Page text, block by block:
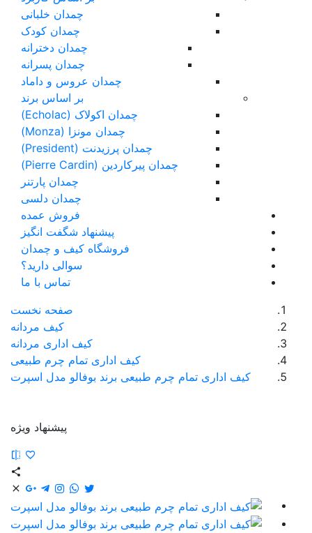
چمدان خلبانی
چمدان کودک
چمدان دخترانه
چمدان پسرانه
چمدان عروس و داماد
بر اساس برند
چمدان اکولاک (Echolac)
چمدان مونزا (Monza)
چمدان پرزیدنت (President)
چمدان پیرکاردین (Pierre Cardin)
چمدان پارتنر
چمدان دلسی
فروش عمده
پیشنهاد شگفت انگیز
فروشگاه کیف و چمدان
سوالی دارید؟
تماس با ما
صفحه نخست
کیف مردانه
کیف اداری مردانه
کیف اداری تمام چرم طبیعی
کیف اداری تمام چرم طبیعی برند بوفالو مدل اسپرت
پیشنهاد ویژه